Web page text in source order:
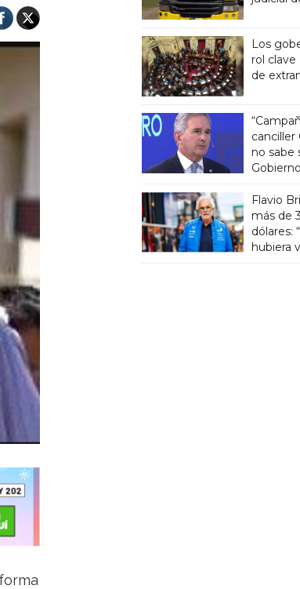
Los
rol clave
de
canciller
no sabe
Flavio
más de
dólares:
hubiera